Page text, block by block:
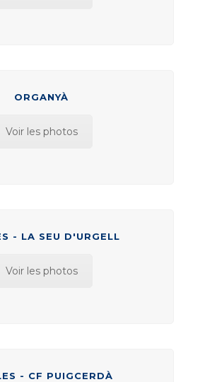
ORGANYÀ
Voir les photos
- LA SEU D'URGELL
Voir les photos
- CF PUIGCERDÀ